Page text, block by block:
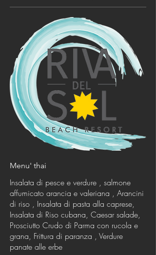
Menu' thai
Insalata di pesce e verdure , salmone
affumicato arancia e valeriana , Arancini
di riso , Insalata di pasta alla caprese,
Insalata di Riso cubana, Caesar salade,
Prosciutto Crudo di Parma con rucola e
grana, Frittura di paranza , Verdure